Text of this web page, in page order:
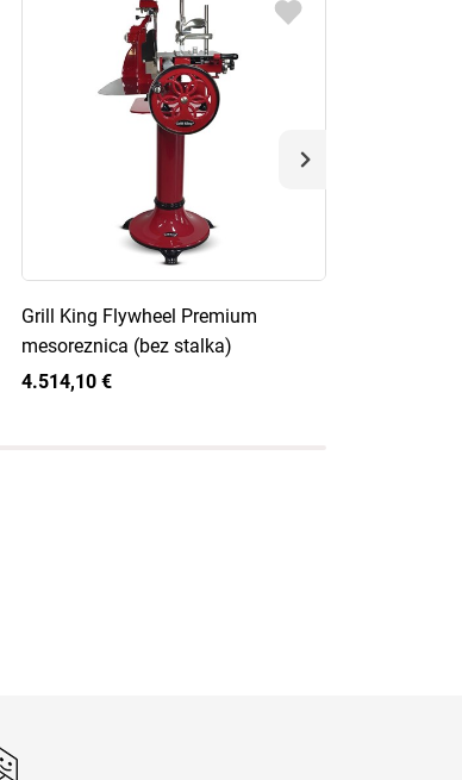
Grill King Flywheel Premium
mesoreznica (bez stalka)
4.514,10 €